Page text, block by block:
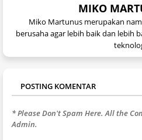
MIKO
Miko Martunus merupakan
berusaha agar lebih baik dan lebih
POSTING KOMENTAR
* Please Don't Spam Here. All the
Admin.